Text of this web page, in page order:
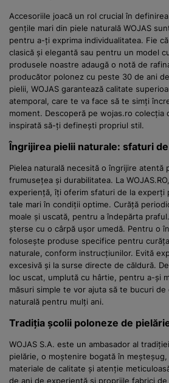
Accesoriile joacă un rol crucial în
gențile mari din piele naturală WOJAS
pentru a-ți exprima individualitatea. Fie
clasică și elegantă sau pentru un model
produsele noastre adaugă o notă de
producător polonez cu peste 30 de ani
pielii, WOJAS garantează calitate
atemporal, care te va face să te simți
moment. Descoperă pe wojas.ro colecția
inspirată să-ți definești propriul stil.
Îngrijirea pielii naturale: sfaturi
Pielea naturală necesită o îngrijire atentă
frumusețea și durabilitatea. La
experiență, îți oferim sfaturi de la experți
tale mari în condiții optime. Curăță
moale și uscată, pentru a îndepărta
șterse cu o cârpă ușor umedă. Pentru o
folosește produse specifice pentru
naturale, conform instrucțiunilor. Evită
excesivă și la surse directe de căldură.
loc uscat, umplută cu hârtie, pentru a-și
măsuri simple te vor ajuta să te bucuri
naturală pentru mulți ani.
Tradiția școlii poloneze de
WOJAS S.A. este un ambasador al
pielărie, o moștenire bogată în
materiale de calitate și atenție
de ani de experiență și propriile fabrici